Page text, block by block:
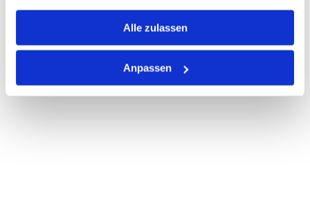
gesammelt haben.
Alle zulassen
Anpassen